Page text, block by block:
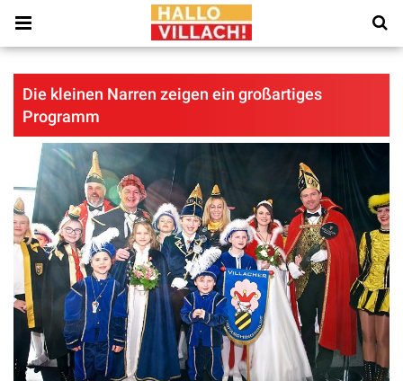
Die kleinen Narren zeigen ein großartiges
Programm